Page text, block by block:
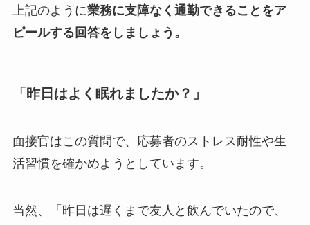
上記のように業務に支障なく通勤できることをア
ピールする回答をしましょう。
「昨日はよく眠れましたか？」
面接官はこの質問で、応募者のストレス耐性や生
活習慣を確かめようとしています。
当然、「昨日は遅くまで友人と飲んでいたので、